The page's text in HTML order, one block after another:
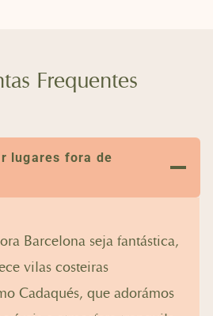
Frequentes
lugares fora de
Barcelona seja fantástica,
vilas costeiras
Cadaqués, que adorámos